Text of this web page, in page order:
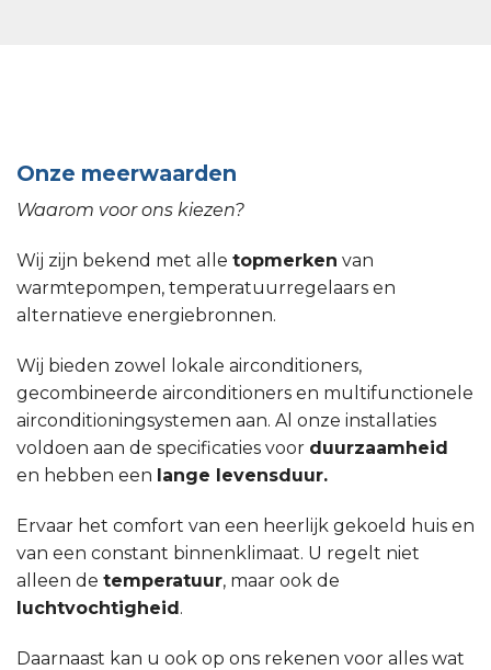
Onze meerwaarden
Waarom voor ons kiezen?
Wij zijn bekend met alle topmerken van
warmtepompen, temperatuurregelaars en
alternatieve energiebronnen.
Wij bieden zowel lokale airconditioners,
gecombineerde airconditioners en multifunctionele
airconditioningsystemen aan. Al onze installaties
voldoen aan de specificaties voor duurzaamheid
en hebben een lange levensduur.
Ervaar het comfort van een heerlijk gekoeld huis en
van een constant binnenklimaat. U regelt niet
alleen de temperatuur, maar ook de
luchtvochtigheid.
Daarnaast kan u ook op ons rekenen voor alles wat